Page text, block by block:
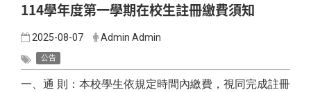
114學年度第一學期在校生註冊繳費須知
2025-08-07 Admin Admin
公告
一、通 則：本校學生依規定時間內繳費，視同完成註冊